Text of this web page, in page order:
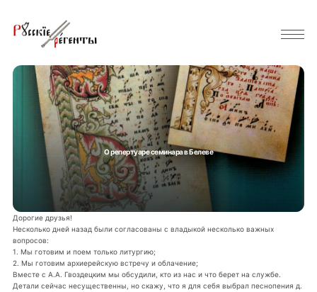
О репертуаре семинара в Белеве
Дорогие друзья!
Несколько дней назад были согласованы с владыкой несколько важных
вопросов:
1. Мы готовим и поем только литургию;
2. Мы готовим архиерейскую встречу и облачение;
Вместе с А.А. Гвоздецким мы обсудили, кто из нас и что берет на службе.
Детали сейчас несущественны, но скажу, что я для себя выбрал песнопения д.